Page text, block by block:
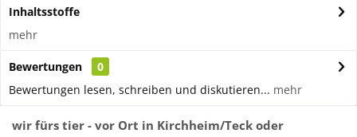
Inhaltsstoffe
mehr
Bewertungen
0
Bewertungen lesen, schreiben und diskutieren... mehr
wir fürs tier - vor Ort in Kirchheim/Teck oder